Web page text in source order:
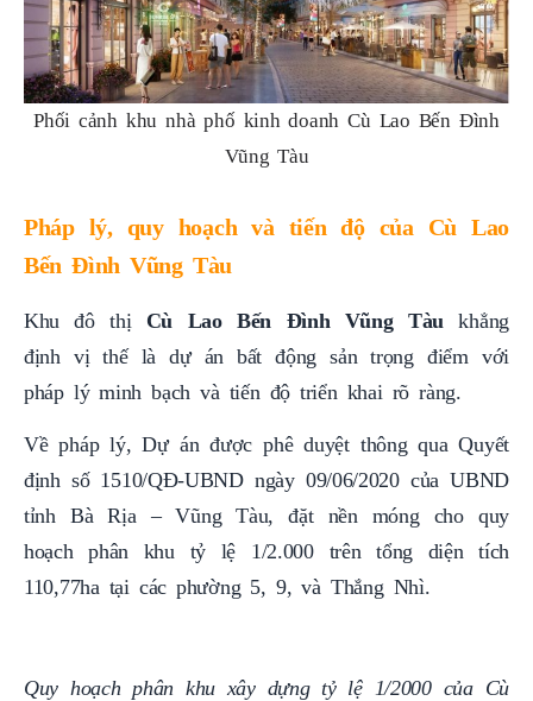
Phối cảnh khu nhà phố kinh doanh Cù Lao Bến Đình
Vũng Tàu
Pháp lý, quy hoạch và tiến độ của Cù Lao
Bến Đình Vũng Tàu
Khu đô thị Cù Lao Bến Đình Vũng Tàu khẳng
định vị thế là dự án bất động sản trọng điểm với
pháp lý minh bạch và tiến độ triển khai rõ ràng.
Về pháp lý, Dự án được phê duyệt thông qua Quyết
định số 1510/QĐ-UBND ngày 09/06/2020 của UBND
tỉnh Bà Rịa – Vũng Tàu, đặt nền móng cho quy
hoạch phân khu tỷ lệ 1/2.000 trên tổng diện tích
110,77ha tại các phường 5, 9, và Thắng Nhì.
Quy hoạch phân khu xây dựng tỷ lệ 1/2000 của Cù